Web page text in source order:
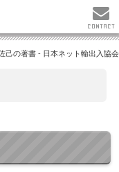
己の著書 - 日本ネット輸出入協会
CONTACT